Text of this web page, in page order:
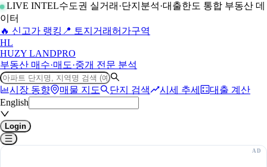
LIVE INTEL수도권 실거래·단지분석·대출한도 통합 부동산 데
이터
🔥 신고가 랭킹 📍 토지거래허가구역
HL
HUZY LANDPRO
부동산 매수·매도·중개 전문 분석
시장 동향 매물 지도 단지 검색 시세 추세
대출 계산
English
Login